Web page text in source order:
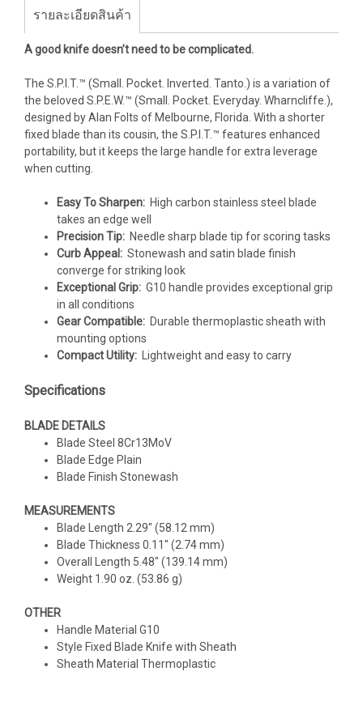
รายละเอียดสินค้า
A good knife doesn’t need to be complicated.
The S.P.I.T.™ (Small. Pocket. Inverted. Tanto.) is a variation of
the beloved S.P.E.W.™ (Small. Pocket. Everyday. Wharncliffe.),
designed by Alan Folts of Melbourne, Florida. With a shorter
fixed blade than its cousin, the S.P.I.T.™ features enhanced
portability, but it keeps the large handle for extra leverage
when cutting.
Easy To Sharpen: High carbon stainless steel blade
takes an edge well
Precision Tip: Needle sharp blade tip for scoring tasks
Curb Appeal: Stonewash and satin blade finish
converge for striking look
Exceptional Grip: G10 handle provides exceptional grip
in all conditions
Gear Compatible: Durable thermoplastic sheath with
mounting options
Compact Utility: Lightweight and easy to carry
Specifications
BLADE DETAILS
Blade Steel 8Cr13MoV
Blade Edge Plain
Blade Finish Stonewash
MEASUREMENTS
Blade Length 2.29" (58.12 mm)
Blade Thickness 0.11" (2.74 mm)
Overall Length 5.48" (139.14 mm)
Weight 1.90 oz. (53.86 g)
OTHER
Handle Material G10
Style Fixed Blade Knife with Sheath
Sheath Material Thermoplastic